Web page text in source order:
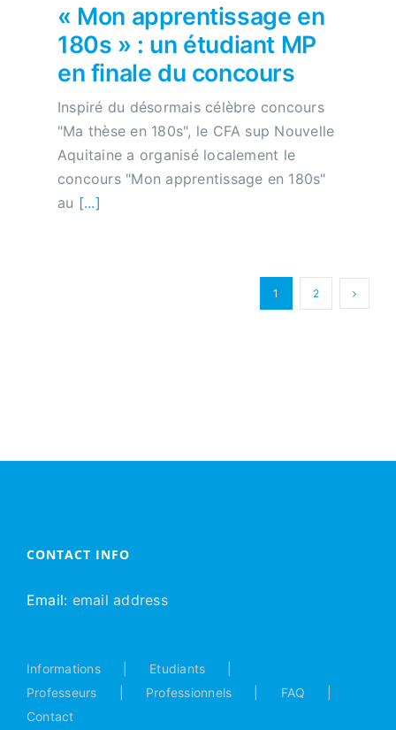
« Mon apprentissage en
180s » : un étudiant MP
en finale du concours
Inspiré du désormais célèbre concours
"Ma thèse en 180s", le CFA sup Nouvelle
Aquitaine a organisé localement le
concours "Mon apprentissage en 180s"
au [...]
1 2
CONTACT INFO
Email: email address
Informations
Etudiants
Professeurs
Professionnels
FAQ
Contact